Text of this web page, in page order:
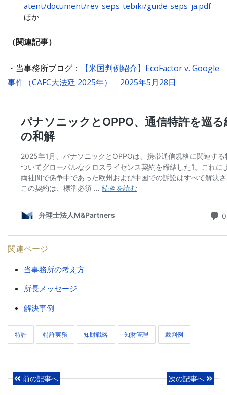
atent/document/rev-seps-tebiki/guide-seps-ja.pdf
ほか
（関連記事）
・当事務所ブログ：
【米国判例紹介】EcoFactor v. Google
事件（CAFC大法廷 2025年） 2025年5月28日
関連ページ
当事務所の考え方
所長メッセージ
解決事例
特許 特許実務 知財戦略 知財管理 裁判例
前の記事へ 次の記事へ